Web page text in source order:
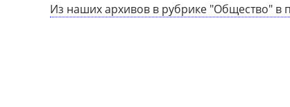
Из наших архивов в рубрике "Общество" в